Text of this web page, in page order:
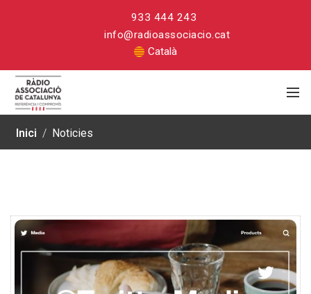
933 444 243
info@radioassociacio.cat
Català
Inici / Noticies